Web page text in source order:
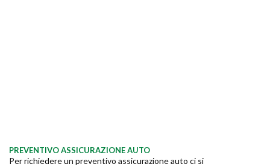
PREVENTIVO ASSICURAZIONE AUTO
Per richiedere un preventivo assicurazione auto ci si